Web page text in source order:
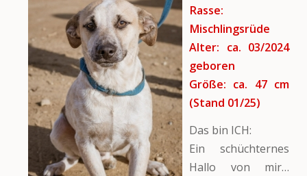
Rasse:
Mischlingsrüde
Alter: ca. 03/2024
geboren
Größe: ca. 47 cm
(Stand 01/25)
Das bin ICH:
Ein schüchternes
Hallo von mir…